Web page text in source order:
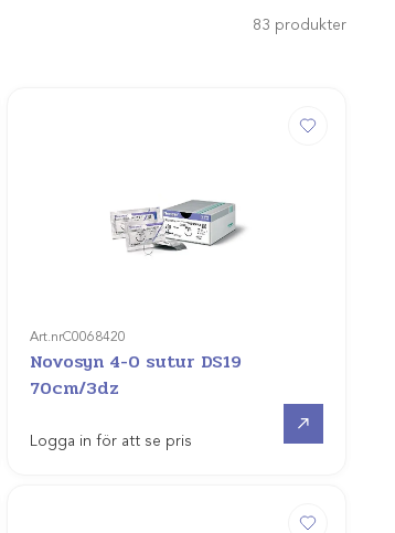
83 produkter
Art.nrC0068420
Novosyn 4-0 sutur DS19
70cm/3dz
Logga in för att se pris